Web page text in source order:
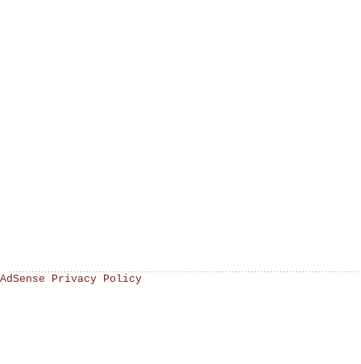
AdSense Privacy Policy